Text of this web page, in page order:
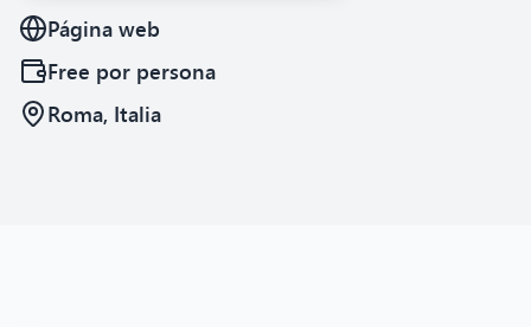
Página web
Free por persona
Roma, Italia